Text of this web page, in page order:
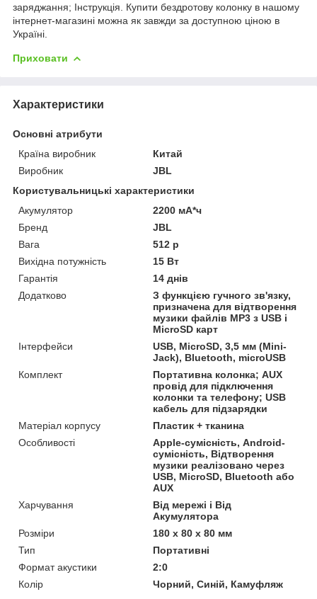
заряджання; Інструкція. Купити бездротову колонку в нашому
інтернет-магазині можна як завжди за доступною ціною в
Україні.
Приховати
Характеристики
Основні атрибути
Країна виробник
Китай
Виробник
JBL
Користувальницькі характеристики
Акумулятор
2200 мА*ч
Бренд
JBL
Вага
512 р
Вихідна потужність
15 Вт
Гарантія
14 днів
Додатково
З функцією гучного зв'язку,
призначена для відтворення
музики файлів MP3 з USB і
MicroSD карт
Інтерфейси
USB, MicroSD, 3,5 мм (Mini-
Jack), Bluetooth, microUSB
Комплект
Портативна колонка; AUX
провід для підключення
колонки та телефону; USB
кабель для підзарядки
Матеріал корпусу
Пластик + тканина
Особливості
Apple-сумісність, Android-
сумісність, Відтворення
музики реалізовано через
USB, MicroSD, Bluetooth або
AUX
Харчування
Від мережі і Від
Акумулятора
Розміри
180 х 80 х 80 мм
Тип
Портативні
Формат акустики
2:0
Колір
Чорний, Синій, Камуфляж